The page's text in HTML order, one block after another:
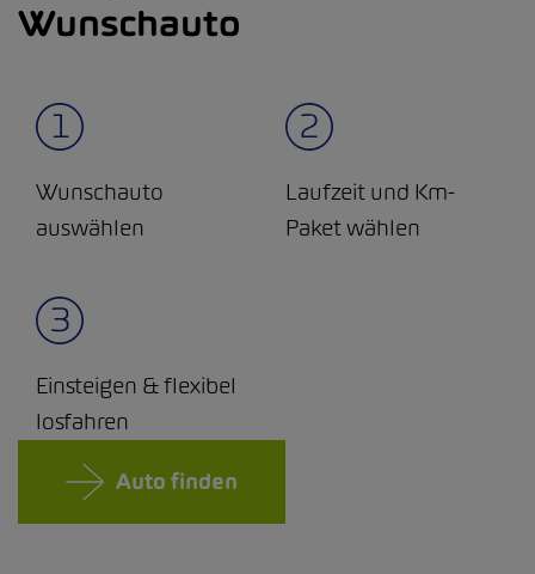
Wunschauto
Wunschauto
auswählen
Laufzeit und Km-
Paket wählen
Einsteigen & flexibel
losfahren
Auto finden